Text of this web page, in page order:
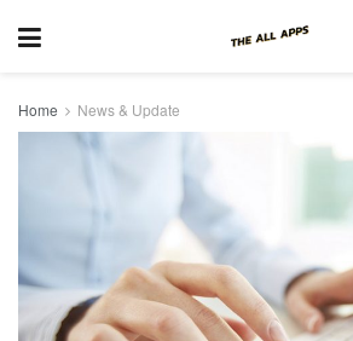
Home News & Update